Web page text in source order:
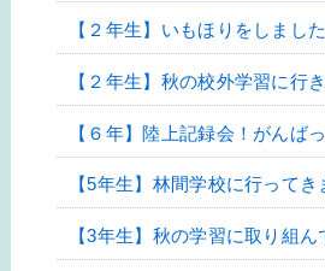
【２年生】いもほりをしました
【２年生】秋の校外学習に行
【６年】陸上記録会！がんば
【5年生】林間学校に行ってき
【3年生】秋の学習に取り組ん